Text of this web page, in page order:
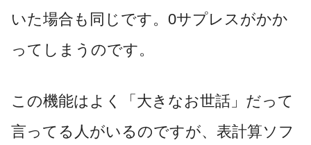
いた場合も同じです。0サプレスがかか
ってしまうのです。
この機能はよく「大きなお世話」だって
言ってる人がいるのですが、表計算ソフ